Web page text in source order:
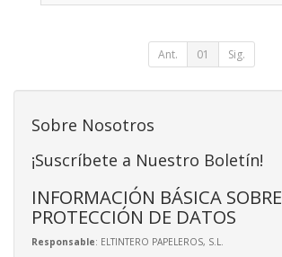
Ant. 01 Sig.
Sobre Nosotros
¡Suscríbete a Nuestro Boletín!
INFORMACIÓN BÁSICA SOBRE
PROTECCIÓN DE DATOS
Responsable: ELTINTERO PAPELEROS, S.L.